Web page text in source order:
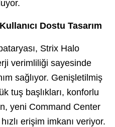
Dostu Tasarım
Strix Halo
verimliliği sayesinde
sağlıyor. Genişletilmiş
tuş başlıkları, konforlu
yeni Command Center
erişim imkanı veriyor.